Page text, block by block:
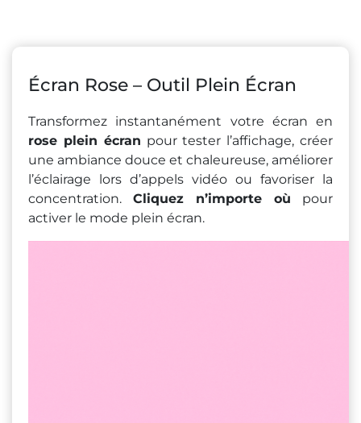
Écran Rose – Outil Plein Écran
Transformez instantanément votre écran en
rose plein écran pour tester l’affichage, créer
une ambiance douce et chaleureuse, améliorer
l’éclairage lors d’appels vidéo ou favoriser la
concentration. Cliquez n’importe où pour
activer le mode plein écran.